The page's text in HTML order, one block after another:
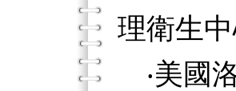
理衛生
‧美國